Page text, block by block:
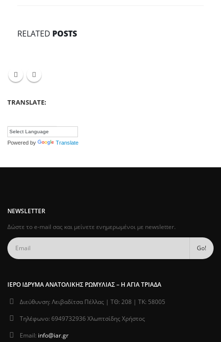
RELATED POSTS
TRANSLATE:
Powered by Translate
NEWSLETTER
Δώστε το e-mail σας και μείνετε ενημερωμένοι με newsletter.
ΙΕΡΌ ΊΔΡΥΜΑ ΑΝΑΤΟΛΙΚΉΣ ΡΩΜΥΛΊΑΣ – Η ΑΓΊΑ ΤΡΙΆΔΑ
Διεύθυνση: Λειβαδίτσα Πέλλας | ΤΘ: 208 | ΤΚ: 58005
Τηλέφωνο: 6949732936 Χλωπτσίδης Χρήστος
Email: info@iar.gr